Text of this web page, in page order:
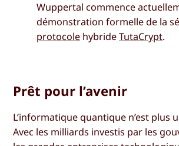
Wuppertal commence
démonstration formelle de la
protocole hybrideTutaCrypt.
Prêt pour l’avenir
L’informatique quantique n’est plus
Avec les milliards investis par les